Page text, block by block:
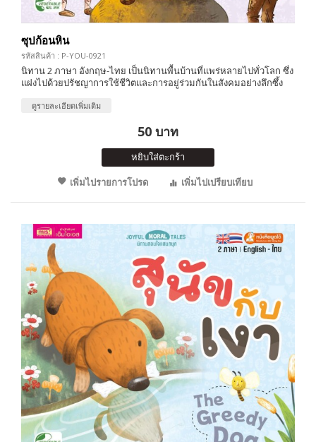
ซุปก้อนหิน
รหัสสินค้า : P-YOU-0921
นิทาน 2 ภาษา อังกฤษ-ไทย เป็นนิทานพื้นบ้านที่แพร่หลายไปทั่วโลก ซึ่ง
แฝงไปด้วยปรัชญาการใช้ชีวิตและการอยู่ร่วมกันในสังคมอย่างลึกซึ้ง
ดูรายละเอียดเพิ่มเติม
50 บาท
หยิบใส่ตะกร้า
เพิ่มไปรายการโปรด
เพิ่มไปเปรียบเทียบ